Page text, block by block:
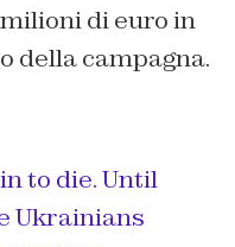
di euro in
della campagna.
to die. Until
Ukrainians